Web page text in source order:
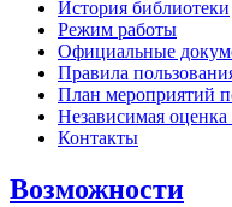
История библиотеки
Режим работы
Официальные
Правила
План мероприятий
Независимая оценка
Контакты
Возможности